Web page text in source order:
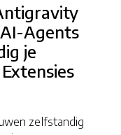
Agents
je
zelfstandig